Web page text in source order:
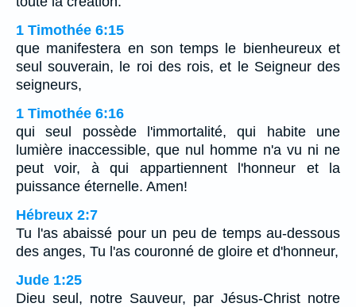
1 Timothée 6:15
que manifestera en son temps le bienheureux et
seul souverain, le roi des rois, et le Seigneur des
seigneurs,
1 Timothée 6:16
qui seul possède l'immortalité, qui habite une
lumière inaccessible, que nul homme n'a vu ni ne
peut voir, à qui appartiennent l'honneur et la
puissance éternelle. Amen!
Hébreux 2:7
Tu l'as abaissé pour un peu de temps au-dessous
des anges, Tu l'as couronné de gloire et d'honneur,
Jude 1:25
Dieu seul, notre Sauveur, par Jésus-Christ notre